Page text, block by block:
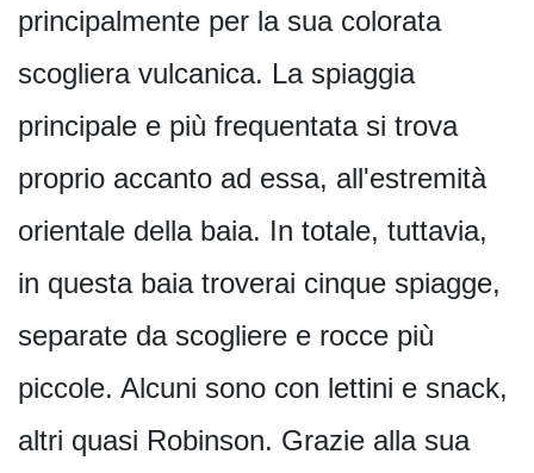
principalmente per la sua colorata
scogliera vulcanica. La spiaggia
principale e più frequentata si trova
proprio accanto ad essa, all'estremità
orientale della baia. In totale, tuttavia,
in questa baia troverai cinque spiagge,
separate da scogliere e rocce più
piccole. Alcuni sono con lettini e snack,
altri quasi Robinson. Grazie alla sua